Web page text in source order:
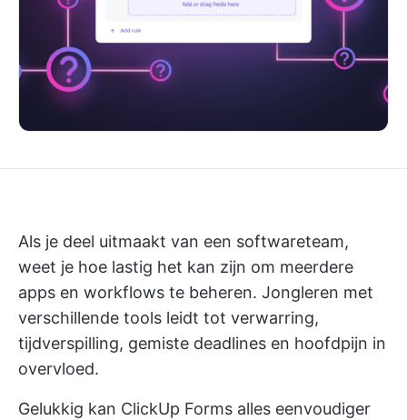
Als je deel uitmaakt van een softwareteam,
weet je hoe lastig het kan zijn om meerdere
apps en workflows te beheren. Jongleren met
verschillende tools leidt tot verwarring,
tijdverspilling, gemiste deadlines en hoofdpijn in
overvloed.
Gelukkig kan ClickUp Forms alles eenvoudiger